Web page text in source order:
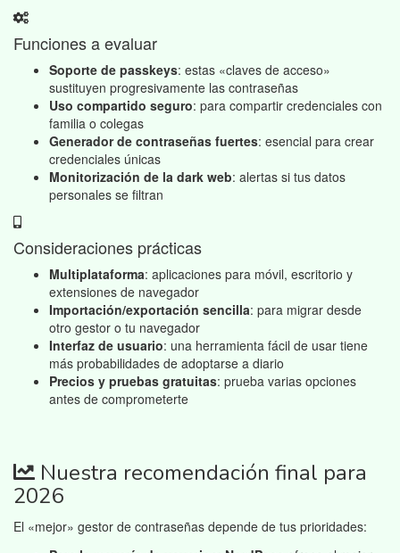
Funciones a evaluar
Soporte de passkeys: estas «claves de acceso»
sustituyen progresivamente las contraseñas
Uso compartido seguro: para compartir credenciales con
familia o colegas
Generador de contraseñas fuertes: esencial para crear
credenciales únicas
Monitorización de la dark web: alertas si tus datos
personales se filtran
Consideraciones prácticas
Multiplataforma: aplicaciones para móvil, escritorio y
extensiones de navegador
Importación/exportación sencilla: para migrar desde
otro gestor o tu navegador
Interfaz de usuario: una herramienta fácil de usar tiene
más probabilidades de adoptarse a diario
Precios y pruebas gratuitas: prueba varias opciones
antes de comprometerte
Nuestra recomendación final para
2026
El «mejor» gestor de contraseñas depende de tus prioridades: